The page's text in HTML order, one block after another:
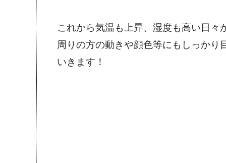
これから気温も上昇、湿度も高い日
周りの方の動きや顔色等にもしっか
いきます！